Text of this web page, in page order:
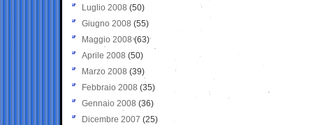
Luglio 2008 (50)
Giugno 2008 (55)
Maggio 2008(63)
Aprile 2008 (50)
Marzo 2008 (39)
Febbraio 2008 (35)
Gennaio 2008 (36)
Dicembre 2007 (25)